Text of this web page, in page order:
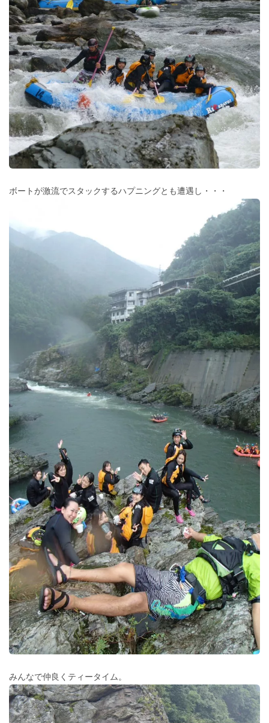
ボートが激流でスタックするハプニングとも遭遇し・・・
みんなで仲良くティータイム。